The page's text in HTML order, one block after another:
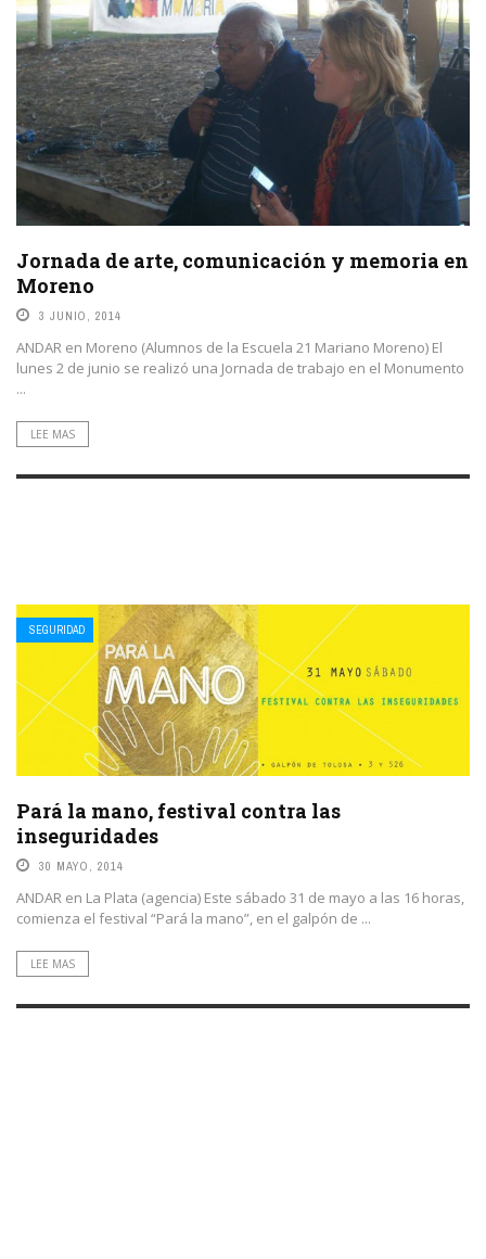
Jornada de arte, comunicación y memoria en
Moreno
3 JUNIO, 2014
ANDAR en Moreno (Alumnos de la Escuela 21 Mariano Moreno) El
lunes 2 de junio se realizó una Jornada de trabajo en el Monumento
...
LEE MAS
SEGURIDAD
Pará la mano, festival contra las
inseguridades
30 MAYO, 2014
ANDAR en La Plata (agencia) Este sábado 31 de mayo a las 16 horas,
comienza el festival “Pará la mano”, en el galpón de ...
LEE MAS